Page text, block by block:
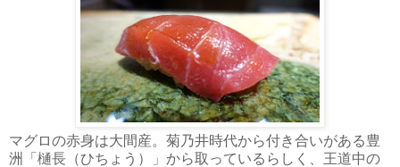
マグロの赤身は大間産。菊乃井時代から付き合いがある豊
洲「樋長（ひちょう）」から取っているらしく、王道中の